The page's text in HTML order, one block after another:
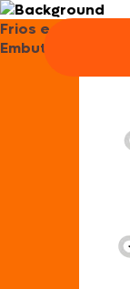
Frios e
Embutidos